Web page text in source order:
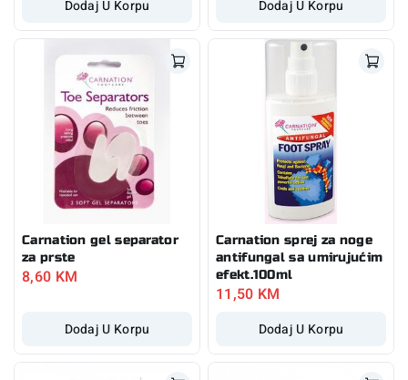
Dodaj U Korpu Dodaj U Korpu
Carnation gel separator
za prste
8,60 KM
Dodaj U Korpu
Carnation sprej za noge
antifungal sa umirujućim
efekt.100ml
11,50 KM
Dodaj U Korpu